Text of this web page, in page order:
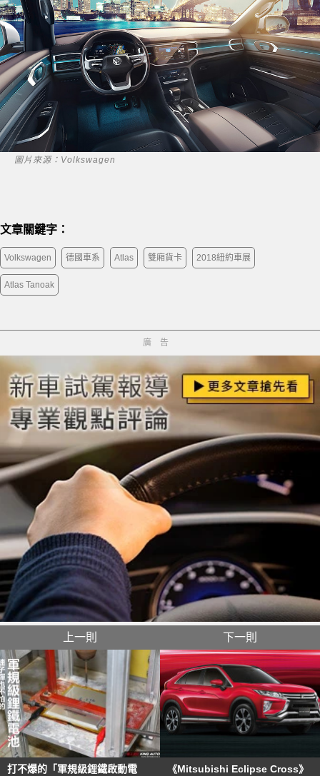
圖片來源：Volkswagen
文章關鍵字：
Volkswagen 德國車系 Atlas 雙廂貨卡 2018紐約車展
Atlas Tanoak
廣告
上一則
打不爆的「軍規級鋰鐵啟動電
下一則
《Mitsubishi Eclipse Cross》